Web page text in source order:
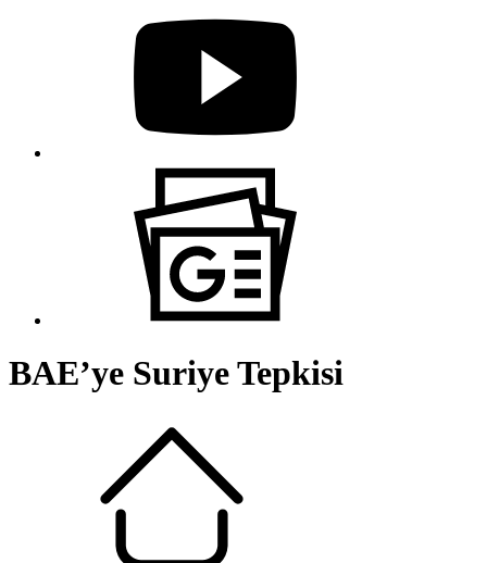
BAE’ye Suriye Tepkisi